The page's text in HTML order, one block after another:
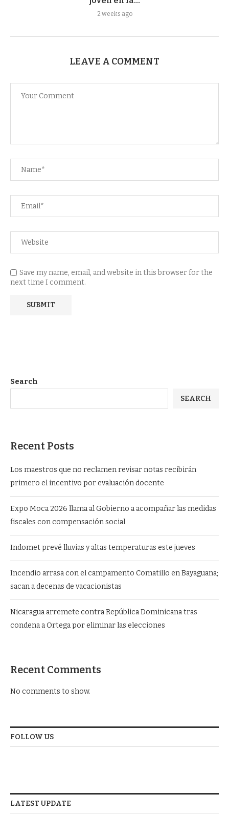
2 weeks ago
LEAVE A COMMENT
Save my name, email, and website in this browser for the
next time I comment.
Search
SEARCH
Recent Posts
Los maestros que no reclamen revisar notas recibirán
primero el incentivo por evaluación docente
Expo Moca 2026 llama al Gobierno a acompañar las medidas
fiscales con compensación social
Indomet prevé lluvias y altas temperaturas este jueves
Incendio arrasa con el campamento Comatillo en Bayaguana;
sacan a decenas de vacacionistas
Nicaragua arremete contra República Dominicana tras
condena a Ortega por eliminar las elecciones
Recent Comments
No comments to show.
FOLLOW US
LATEST UPDATE